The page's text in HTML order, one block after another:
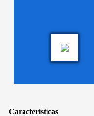
Características